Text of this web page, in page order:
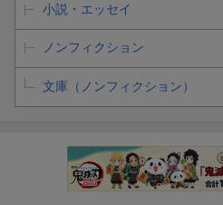
小説・エッセイ
ノンフィクション
文庫（ノンフィクション）